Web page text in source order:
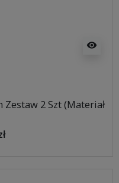
visibility
Zestaw 2 Szt (Materiał